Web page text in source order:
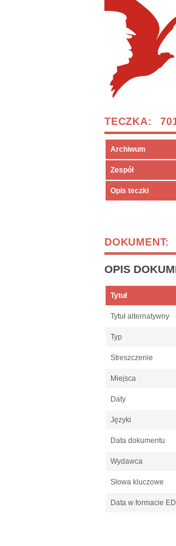
TECZKA:
Archiwum
Zespół
Opis teczki
OPIS
Tytuł
Tytuł alternatywny
Typ
Streszczenie
Miejsca
Daty
Języki
Data dokumentu
Wydawca
Słowa kluczowe
Data w formacie